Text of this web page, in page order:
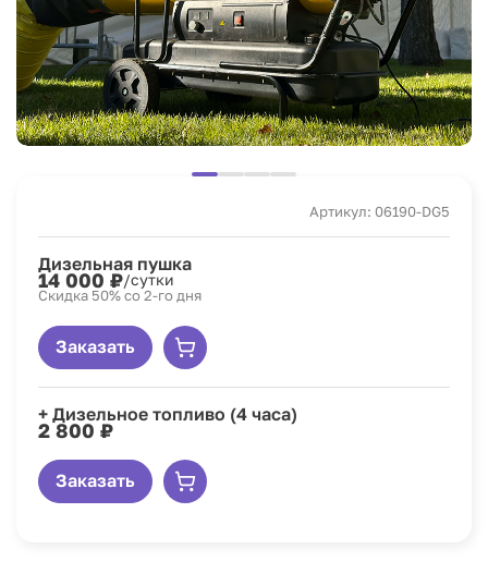
Артикул: 06190-DG5
Дизельная пушка
14 000 ₽/сутки
Скидка 50% со 2-го дня
Заказать
+ Дизельное топливо (4 часа)
2 800 ₽
Заказать